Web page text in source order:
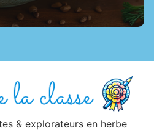
& explorateurs en herbe